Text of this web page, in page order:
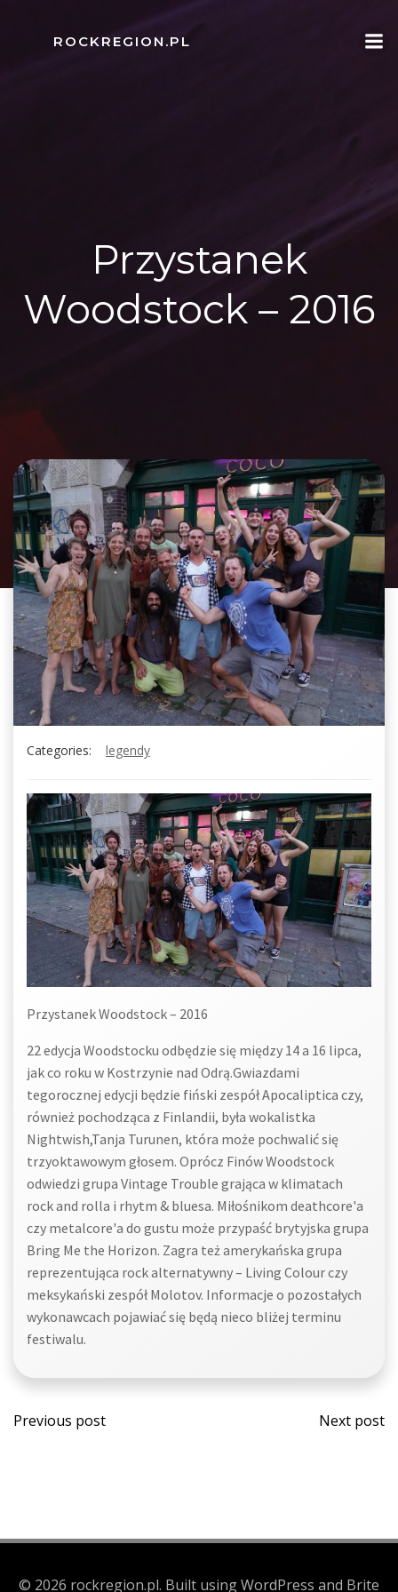
ROCKREGION.PL
Przystanek
Woodstock – 2016
Categories: legendy
Przystanek Woodstock – 2016
22 edycja Woodstocku odbędzie się między 14 a 16 lipca,
jak co roku w Kostrzynie nad Odrą.Gwiazdami
tegorocznej edycji będzie fiński zespół Apocaliptica czy,
również pochodząca z Finlandii, była wokalistka
Nightwish,Tanja Turunen, która może pochwalić się
trzyoktawowym głosem. Oprócz Finów Woodstock
odwiedzi grupa Vintage Trouble grająca w klimatach
rock and rolla i rhytm & bluesa. Miłośnikom deathcore'a
czy metalcore'a do gustu może przypaść brytyjska grupa
Bring Me the Horizon. Zagra też amerykańska grupa
reprezentująca rock alternatywny – Living Colour czy
meksykański zespół Molotov. Informacje o pozostałych
wykonawcach pojawiać się będą nieco bliżej terminu
festiwalu.
Post
Previous post
Post
Next post
© 2026 rockregion.pl. Built using WordPress and Brite